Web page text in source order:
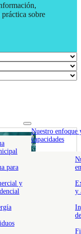
Toggle nav
para
y
Nuestro enfoque
capacidades
y
práctica sobre